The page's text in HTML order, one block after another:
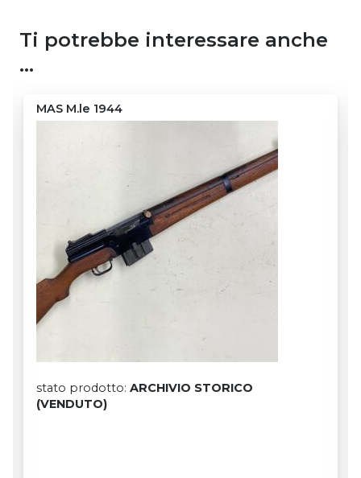
Ti potrebbe interessare anche
…
MAS M.le 1944
stato prodotto: ARCHIVIO STORICO
(VENDUTO)